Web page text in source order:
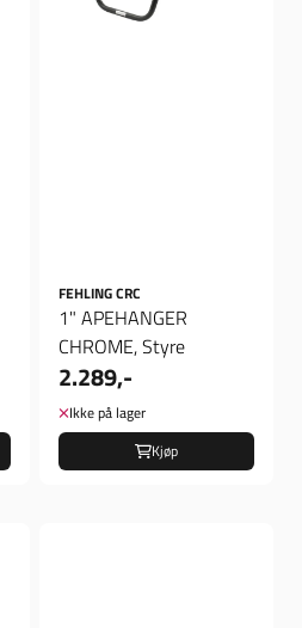
FEHLING CRC
1" APEHANGER
CHROME, Styre
2.289,-
Ikke på lager
Kjøp